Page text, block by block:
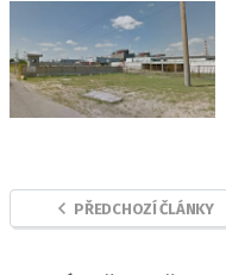
PŘEDCHOZÍ ČLÁNKY